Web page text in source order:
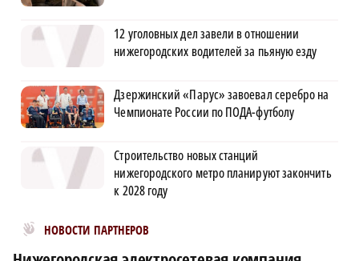
12 уголовных дел завели в отношении
нижегородских водителей за пьяную езду
Дзержинский «Парус» завоевал серебро на
Чемпионате России по ПОДА-футболу
Строительство новых станций
нижегородского метро планируют закончить
к 2028 году
НОВОСТИ ПАРТНЕРОВ
Новости МирТесен